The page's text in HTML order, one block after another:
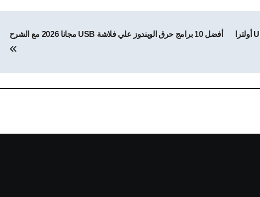
تحميل النسخة المدفوعة من برنامج UltraISO Premium أولترا
أفضل 10 برامج حرق الويندوز علي فلاشة USB مجانا 2026 مع الشرح